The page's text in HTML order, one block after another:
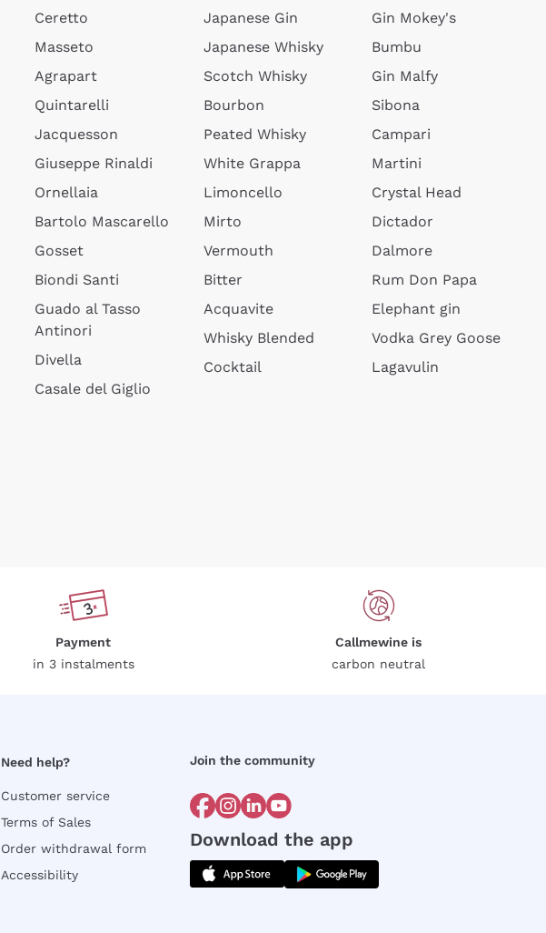
Ceretto
Masseto
Agrapart
Quintarelli
Jacquesson
Giuseppe Rinaldi
Ornellaia
Bartolo Mascarello
Gosset
Biondi Santi
Guado al Tasso
Antinori
Divella
Casale del Giglio
Japanese Gin
Japanese Whisky
Scotch Whisky
Bourbon
Peated Whisky
White Grappa
Limoncello
Mirto
Vermouth
Bitter
Acquavite
Whisky Blended
Cocktail
Gin Mokey's
Bumbu
Gin Malfy
Sibona
Campari
Martini
Crystal Head
Dictador
Dalmore
Rum Don Papa
Elephant gin
Vodka Grey Goose
Lagavulin
Payment
in 3 instalments
Callmewine is
carbon neutral
Need help?
Customer service
Terms of Sales
Order withdrawal form
Accessibility
Join the community
Download the app